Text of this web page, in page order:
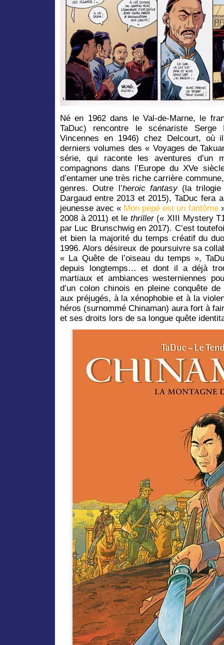
Né en 1962 dans le Val-de-Marne, le
TaDuc) rencontre le scénariste
Vincennes en 1946) chez Delcourt, où
derniers volumes des « Voyages de
série, qui raconte les aventures d’un
compagnons dans l’Europe du XVe
d’entamer une très riche carrière
genres. Outre l’heroic fantasy(la trilogie
Dargaud entre 2013 et 2015), TaDuc fera
jeunesse avec « Mon pépé est un fantôme
2008 à 2011) et le thriller(« XIII Mystery
par Luc Brunschwig en 2017). C’est
et bien la majorité du temps créatif du
1996. Alors désireux de poursuivre sa
« La Quête de l’oiseau du temps »,
depuis longtemps… et dont il a déjà
martiaux et ambiances westerniennes
d’un colon chinois en pleine conquête de
aux préjugés, à la xénophobie et à la
héros (surnommé Chinaman) aura fort à
et ses droits lors de sa longue quête